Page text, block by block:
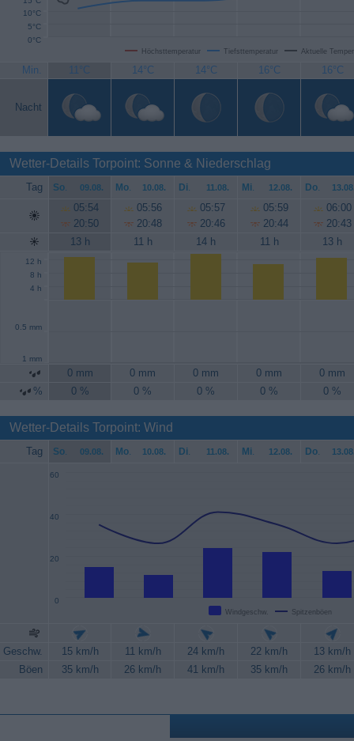
Höchsttemperatur Tiefsttemperatur Aktuelle
0°C
5°C
10°C
Min. 11°C 14°C 14°C 16°C 16°C
Nacht
Wetter-Details Torpoint: Sonne & Niederschlag
Tag So. 09.08. Mo. 10.08. Di. 11.08. Mi. 12.08. Do.
05:54
20:50
05:56
20:48
05:57
20:46
05:59
20:44
06:00
20:43
13 h
11 h 14 h 11 h 13 h
4 h
8 h
12 h
0.5 mm
1 mm
0 mm 0 mm 0 mm 0 mm
0 mm
%
0 % 0 % 0 % 0 % 0 %
Wetter-Details Torpoint: Wind
Tag So. 09.08. Mo. 10.08. Di. 11.08. Mi. 12.08. Do.
Windgeschw. Spitzenböen
0
20
40
60
Geschw. 15 km/h 11 km/h 24 km/h 22 km/h
13 km/h
Böen
35 km/h 26 km/h 41 km/h 35 km/h 26 km/h